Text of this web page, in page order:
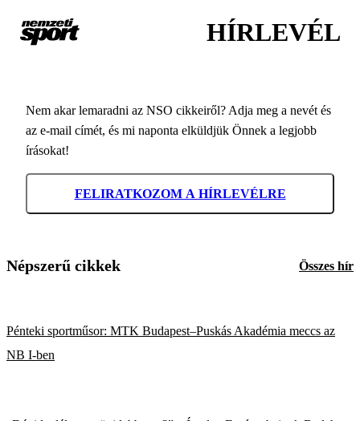
HÍRLEVÉL
Nem akar lemaradni az NSO cikkeiről? Adja meg a nevét és
az e-mail címét, és mi naponta elküldjük Önnek a legjobb
írásokat!
FELIRATKOZOM A HÍRLEVÉLRE
Népszerű cikkek Összes hír
Pénteki sportműsor: MTK Budapest–Puskás Akadémia meccs az
NB I-ben